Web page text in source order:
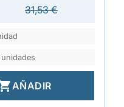
31,53 €
AÑADIR